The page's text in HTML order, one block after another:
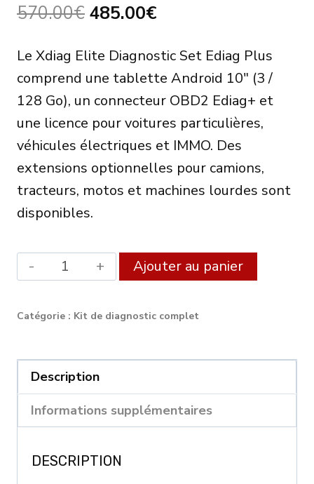
570.00€ Le
initial
était :
570.00€.
485.00€
actuel
est :
485.00€.
Le Xdiag Elite Diagnostic Set Ediag Plus
comprend une tablette Android 10″ (3 /
128 Go), un connecteur OBD2 Ediag+ et
une licence pour voitures particulières,
véhicules électriques et IMMO. Des
extensions optionnelles pour camions,
tracteurs, motos et machines lourdes sont
disponibles.
quantité
de
Xdiag
Set
Ediag
Plus
Ajouter au panier
Catégorie : Kit de diagnostic complet
Description
Informations supplémentaires
DESCRIPTION